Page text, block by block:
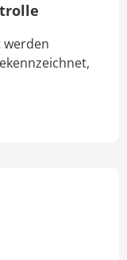
werden